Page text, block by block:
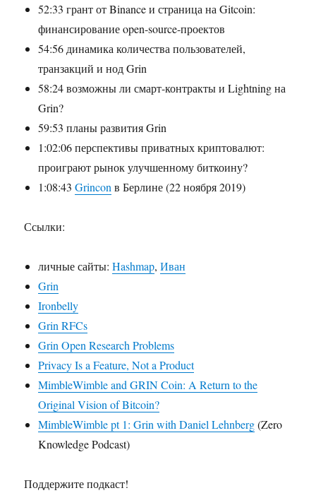
52:33 грант от Binance и страница на Gitcoin:
финансирование open-source-проектов
54:56 динамика количества пользователей,
транзакций и нод Grin
58:24 возможны ли смарт-контракты и Lightning на
Grin?
59:53 планы развития Grin
1:02:06 перспективы приватных криптовалют:
проиграют рынок улучшенному биткоину?
1:08:43Grincon в Берлине (22 ноября 2019)
Ссылки:
личные сайты:Hashmap,Иван
Grin
Ironbelly
Grin RFCs
Grin Open Research Problems
Privacy Is a Feature, Not a Product
MimbleWimble and GRIN Coin: A Return to the
Original Vision of Bitcoin?
MimbleWimble pt 1: Grin with Daniel Lehnberg(Zero
Knowledge Podcast)
Поддержите подкаст!